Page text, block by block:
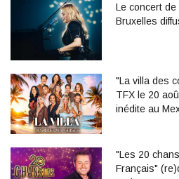
Le concert
Bruxelles
"La villa des
TFX le 20
inédite au
"Les 20
Français"